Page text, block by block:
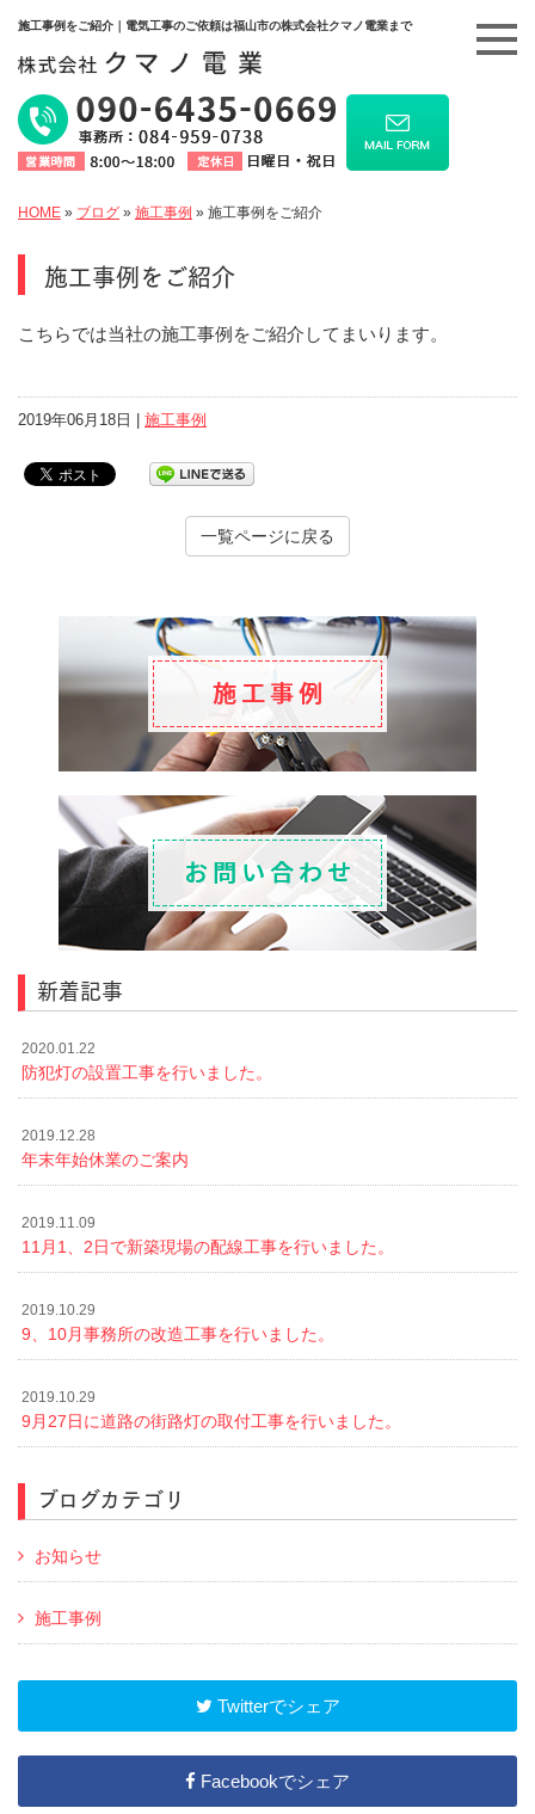
施工事例をご紹介｜電気工事のご依頼は福山市の株式会社クマノ電業まで
HOME » ブログ » 施工事例 » 施工事例をご紹介
施工事例をご紹介
こちらでは当社の施工事例をご紹介してまいります。
2019年06月18日 | 施工事例
一覧ページに戻る
新着記事
2020.01.22
防犯灯の設置工事を行いました。
2019.12.28
年末年始休業のご案内
2019.11.09
11月1、2日で新築現場の配線工事を行いました。
2019.10.29
9、10月事務所の改造工事を行いました。
2019.10.29
9月27日に道路の街路灯の取付工事を行いました。
ブログカテゴリ
お知らせ
施工事例
Twitterでシェア
Facebookでシェア